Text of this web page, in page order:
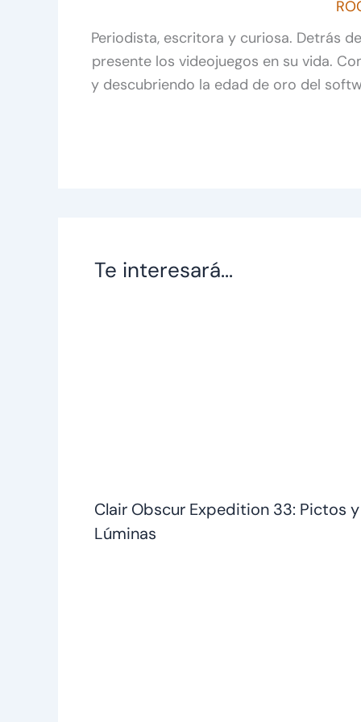
Periodista, escritora y curiosa. Detrás
presente los videojuegos en su vida.
y descubriendo la edad de oro del
Te interesará...
Clair Obscur Expedition 33: Pictos y
Lúminas